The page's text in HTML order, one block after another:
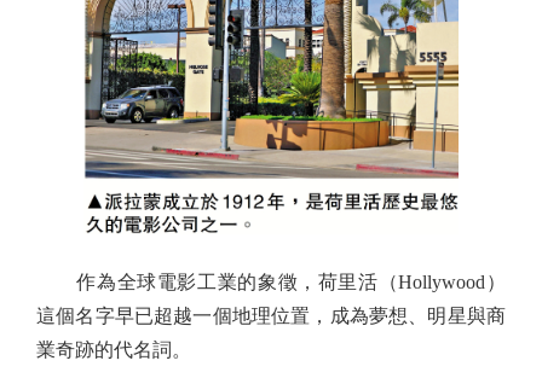
作為全球電影工業的象徵，荷里活（Hollywood）
這個名字早已超越一個地理位置，成為夢想、明星與商
業奇跡的代名詞。